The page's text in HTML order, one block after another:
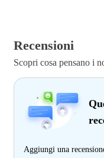
Recensioni
Scopri cosa pensano i
Aggiungi una